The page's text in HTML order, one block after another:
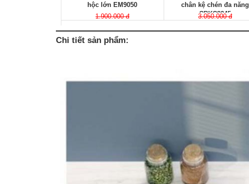
hộc lớn EM9050
1.900.000 đ
chân kệ chén đa năng
CBKC8245
3.050.000 đ
Chi tiết sản phẩm: